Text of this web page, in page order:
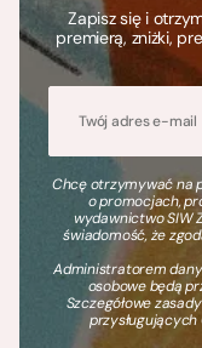
Zapisz się i
premierą, zniżki,
Chcę otrzymywać na
o promocjach,
wydawnictwo SIW
świadomość, że
Administratorem
osobowe będą
Szczegółowe